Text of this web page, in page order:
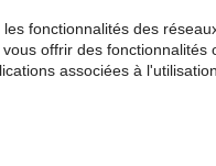
fonctionnalités des
offrir des fonctionnalités
associées à